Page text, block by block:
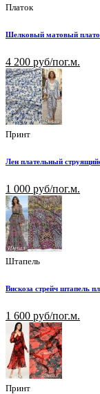
Платок
Шелковый матовый
4 200 руб/пог.м.
Принт
Лен плательный
1 000 руб/пог.м.
Штапель
Вискоза стрейч штапель
1 600 руб/пог.м.
Принт